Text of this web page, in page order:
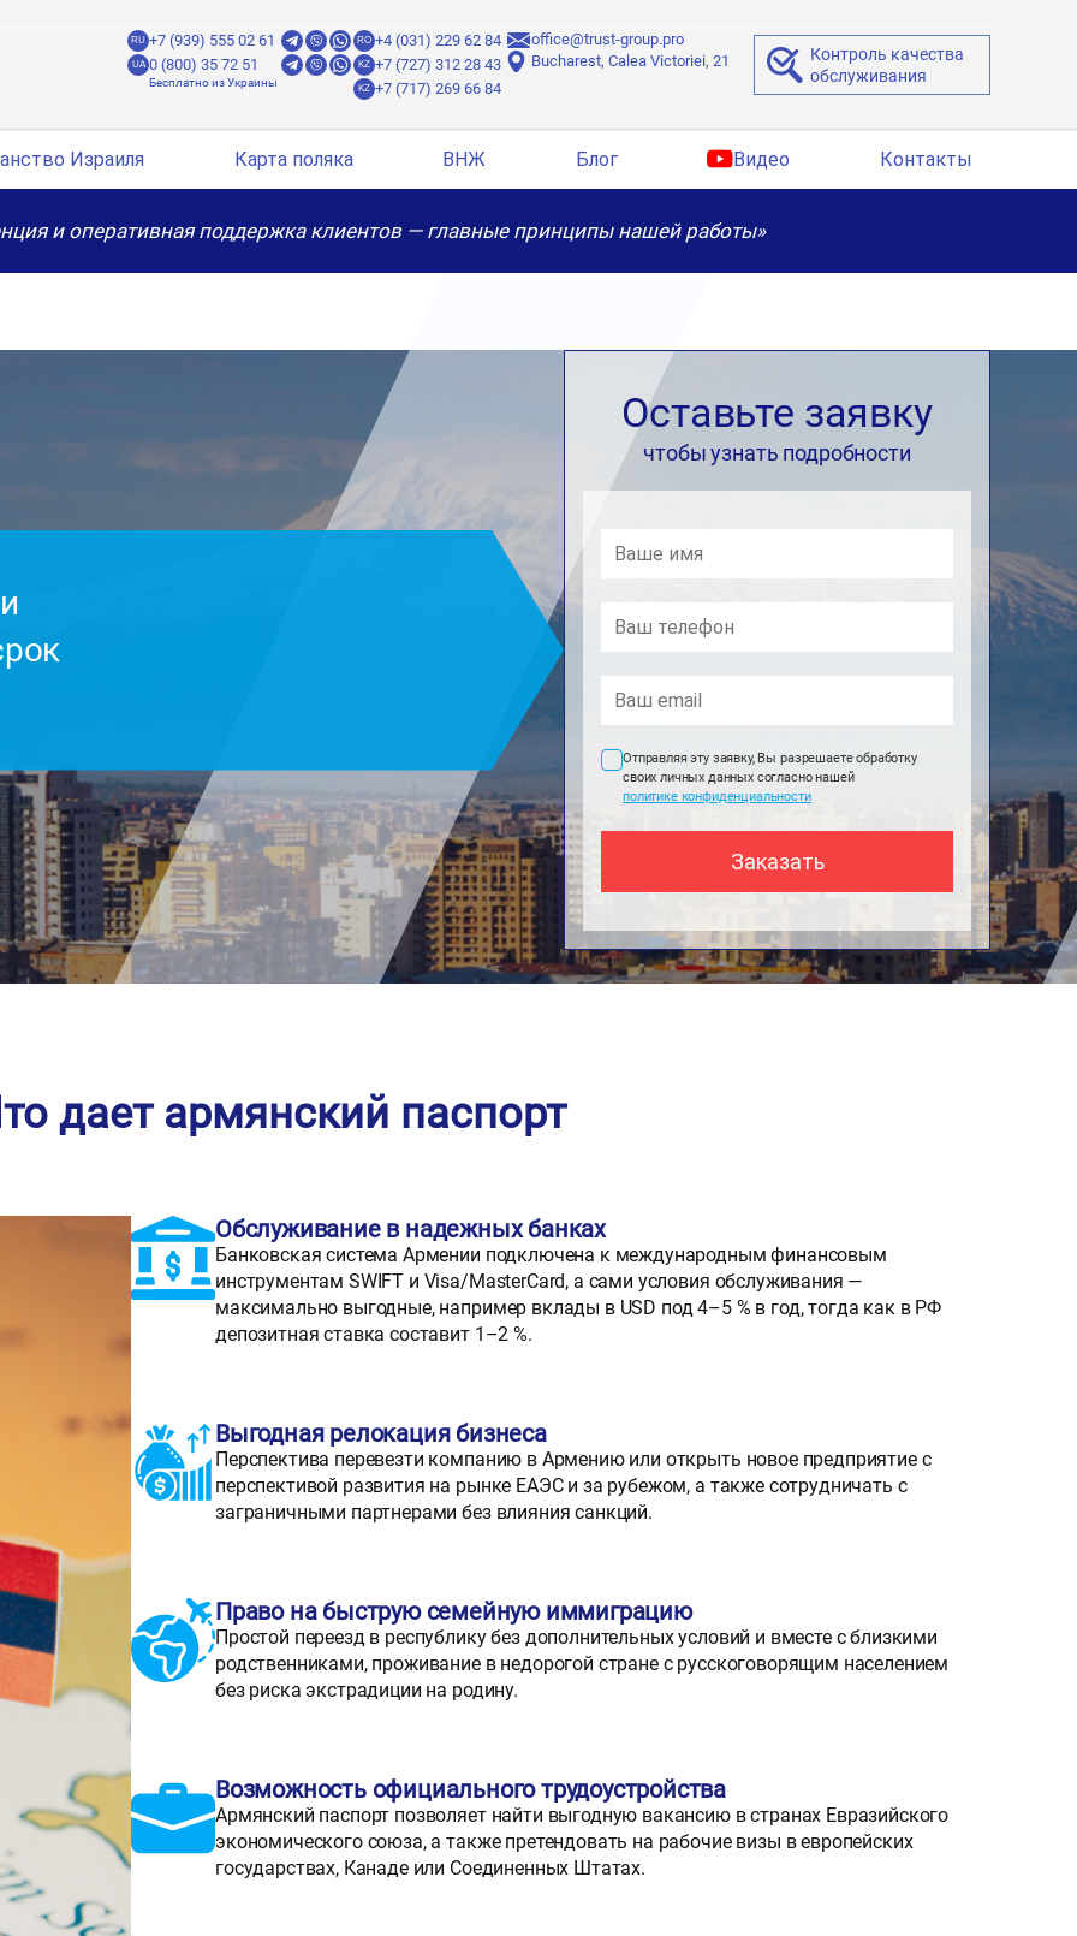
RU +7 (939) 555 02 61
UA 0 (800) 35 72 51
RO +4 (031) 229 62 84
KZ +7 (727) 312 28 43
KZ +7 (717) 269 66 84
office@trust-group.pro
Bucharest, Calea Victoriei, 21
Контроль качества
обслуживания
Израиля Карта поляка ВНЖ Блог Видео Контакты
и оперативная поддержка клиентов — главные принципы нашей работы»
Оставьте заявку
чтобы узнать подробности
Отправляя эту заявку, Вы разрешаете обработку
своих личных данных согласно нашей
политике конфиденциальности
дает армянский паспорт
Обслуживание в надежных банках
Банковская система Армении подключена к международным финансовым
инструментам SWIFT и Visa/MasterCard, а сами условия обслуживания —
максимально выгодные, например вклады в USD под 4–5 % в год, тогда как в РФ
депозитная ставка составит 1–2 %.
Выгодная релокация бизнеса
Перспектива перевезти компанию в Армению или открыть новое предприятие с
перспективой развития на рынке ЕАЭС и за рубежом, а также сотрудничать с
заграничными партнерами без влияния санкций.
Право на быструю семейную иммиграцию
Простой переезд в республику без дополнительных условий и вместе с близкими
родственниками, проживание в недорогой стране с русскоговорящим населением
без риска экстрадиции на родину.
Возможность официального трудоустройства
Армянский паспорт позволяет найти выгодную вакансию в странах Евразийского
экономического союза, а также претендовать на рабочие визы в европейских
государствах, Канаде или Соединенных Штатах.